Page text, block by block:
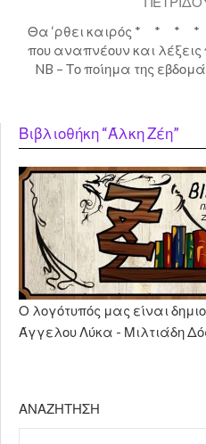
Θα ‘ρθει καιρός * * * * *
που αναπνέουν και λέξεις
NB – Το ποίημα της
Βιβλιοθήκη “Άλκη Ζέη”
Ο λογότυπός μας είναι
Άγγελου Λύκα - Μιλτιάδη
ΑΝΑΖΉΤΗΣΗ